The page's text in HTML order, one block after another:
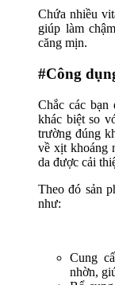
Chứa nhiều
giúp làm
căng mịn.
#Công
Chắc các
khác biệt so
trường đúng
về xịt khoáng
da được cải
Theo đó sản
như:
Cung
nhờn,